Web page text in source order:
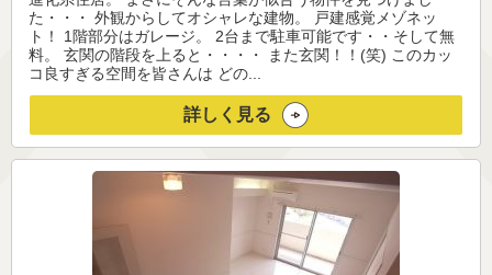
た・・・ 外観からしてオシャレな建物。 戸建感覚メゾネッ
ト！ 1階部分はガレージ。 2台まで駐車可能です・・そして無
料。 玄関の階段を上ると・・・・ また玄関！！(笑) このカッ
コ良すぎる空間を皆さんは どの...
詳しく見る